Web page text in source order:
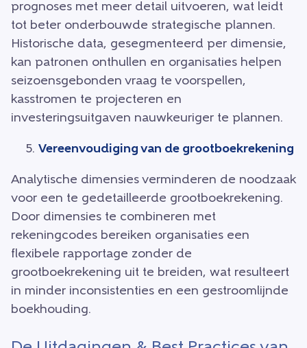
prognoses met meer detail uitvoeren, wat leidt
tot beter onderbouwde strategische plannen.
Historische data, gesegmenteerd per dimensie,
kan patronen onthullen en organisaties helpen
seizoensgebonden vraag te voorspellen,
kasstromen te projecteren en
investeringsuitgaven nauwkeuriger te plannen.
Vereenvoudiging van de grootboekrekening
Analytische dimensies verminderen de noodzaak
voor een te gedetailleerde grootboekrekening.
Door dimensies te combineren met
rekeningcodes bereiken organisaties een
flexibele rapportage zonder de
grootboekrekening uit te breiden, wat resulteert
in minder inconsistenties en een gestroomlijnde
boekhouding.